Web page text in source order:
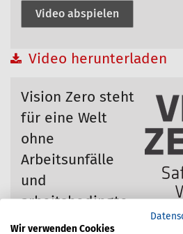
Video abspielen
Video herunterladen
Vision Zero steht
für eine Welt
ohne
Arbeitsunfälle
und
arbeitsbedingte
Erkrankungen.
Wir verwenden Cookies